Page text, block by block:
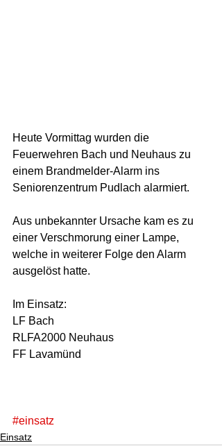
Heute Vormittag wurden die
Feuerwehren Bach und Neuhaus zu
einem Brandmelder-Alarm ins
Seniorenzentrum Pudlach alarmiert.
Aus unbekannter Ursache kam es zu
einer Verschmorung einer Lampe,
welche in weiterer Folge den Alarm
ausgelöst hatte.
Im Einsatz:
LF Bach
RLFA2000 Neuhaus
FF Lavamünd
#einsatz
Einsatz